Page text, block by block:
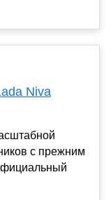
Niva
с прежним